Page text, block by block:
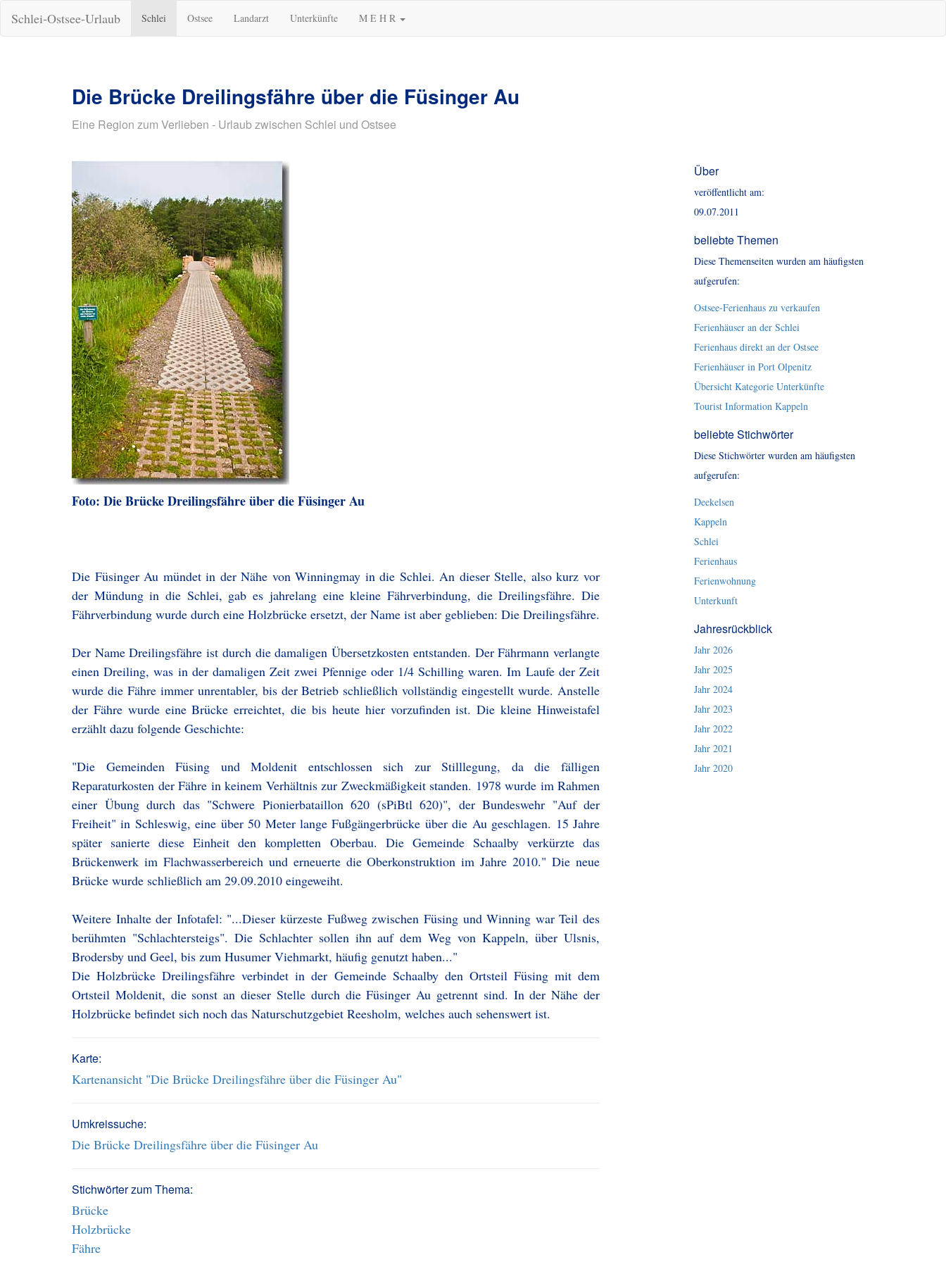
Schlei-Ostsee-Urlaub Schlei Ostsee Landarzt Unterkünfte M E H R
Die Brücke Dreilingsfähre über die Füsinger Au
Eine Region zum Verlieben - Urlaub zwischen Schlei und Ostsee
Foto: Die Brücke Dreilingsfähre über die Füsinger Au
Die Füsinger Au mündet in der Nähe von Winningmay in die Schlei. An dieser Stelle, also kurz vor
der Mündung in die Schlei, gab es jahrelang eine kleine Fährverbindung, die Dreilingsfähre. Die
Fährverbindung wurde durch eine Holzbrücke ersetzt, der Name ist aber geblieben: Die Dreilingsfähre.
Der Name Dreilingsfähre ist durch die damaligen Übersetzkosten entstanden. Der Fährmann verlangte
einen Dreiling, was in der damaligen Zeit zwei Pfennige oder 1/4 Schilling waren. Im Laufe der Zeit
wurde die Fähre immer unrentabler, bis der Betrieb schließlich vollständig eingestellt wurde. Anstelle
der Fähre wurde eine Brücke erreichtet, die bis heute hier vorzufinden ist. Die kleine Hinweistafel
erzählt dazu folgende Geschichte:
"Die Gemeinden Füsing und Moldenit entschlossen sich zur Stilllegung, da die fälligen
Reparaturkosten der Fähre in keinem Verhältnis zur Zweckmäßigkeit standen. 1978 wurde im Rahmen
einer Übung durch das "Schwere Pionierbataillon 620 (sPiBtl 620)", der Bundeswehr "Auf der
Freiheit" in Schleswig, eine über 50 Meter lange Fußgängerbrücke über die Au geschlagen. 15 Jahre
später sanierte diese Einheit den kompletten Oberbau. Die Gemeinde Schaalby verkürzte das
Brückenwerk im Flachwasserbereich und erneuerte die Oberkonstruktion im Jahre 2010." Die neue
Brücke wurde schließlich am 29.09.2010 eingeweiht.
Weitere Inhalte der Infotafel: "...Dieser kürzeste Fußweg zwischen Füsing und Winning war Teil des
berühmten "Schlachtersteigs". Die Schlachter sollen ihn auf dem Weg von Kappeln, über Ulsnis,
Brodersby und Geel, bis zum Husumer Viehmarkt, häufig genutzt haben..."
Die Holzbrücke Dreilingsfähre verbindet in der Gemeinde Schaalby den Ortsteil Füsing mit dem
Ortsteil Moldenit, die sonst an dieser Stelle durch die Füsinger Au getrennt sind. In der Nähe der
Holzbrücke befindet sich noch das Naturschutzgebiet Reesholm, welches auch sehenswert ist.
Karte:
Kartenansicht "Die Brücke Dreilingsfähre über die Füsinger Au"
Umkreissuche:
Die Brücke Dreilingsfähre über die Füsinger Au
Stichwörter zum Thema:
Brücke
Holzbrücke
Fähre
Über
veröffentlicht am:
09.07.2011
beliebte Themen
Diese Themenseiten wurden am häufigsten
aufgerufen:
Ostsee-Ferienhaus zu verkaufen
Ferienhäuser an der Schlei
Ferienhaus direkt an der Ostsee
Ferienhäuser in Port Olpenitz
Übersicht Kategorie Unterkünfte
Tourist Information Kappeln
beliebte Stichwörter
Diese Stichwörter wurden am häufigsten
aufgerufen:
Deekelsen
Kappeln
Schlei
Ferienhaus
Ferienwohnung
Unterkunft
Jahresrückblick
Jahr 2026
Jahr 2025
Jahr 2024
Jahr 2023
Jahr 2022
Jahr 2021
Jahr 2020